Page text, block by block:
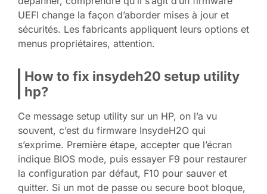
UEFI change la façon d’aborder mises à jour et
sécurités. Les fabricants appliquent leurs options et
menus propriétaires, attention.
How to fix insydeh20 setup utility
hp?
Ce message setup utility sur un HP, on l’a vu
souvent, c’est du firmware InsydeH2O qui
s’exprime. Première étape, accepter que l’écran
indique BIOS mode, puis essayer F9 pour restaurer
la configuration par défaut, F10 pour sauver et
quitter. Si un mot de passe ou secure boot bloque,